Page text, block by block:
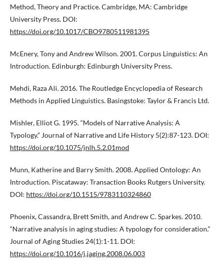
Method, Theory and Practice. Cambridge, MA: Cambridge
University Press. DOI:
https://doi.org/10.1017/CBO9780511981395
McEnery, Tony and Andrew Wilson. 2001. Corpus Linguistics: An
Introduction. Edinburgh: Edinburgh University Press.
Mehdi, Raza Ali. 2016. The Routledge Encyclopedia of Research
Methods in Applied Linguistics. Basingstoke: Taylor & Francis Ltd.
Mishler, Elliot G. 1995. “Models of Narrative Analysis: A
Typology.” Journal of Narrative and Life History 5(2):87-123. DOI:
https://doi.org/10.1075/jnlh.5.2.01mod
Munn, Katherine and Barry Smith. 2008. Applied Ontology: An
Introduction. Piscataway: Transaction Books Rutgers University.
DOI: https://doi.org/10.1515/9783110324860
Phoenix, Cassandra, Brett Smith, and Andrew C. Sparkes. 2010.
“Narrative analysis in aging studies: A typology for consideration.”
Journal of Aging Studies 24(1):1-11. DOI:
https://doi.org/10.1016/j.jaging.2008.06.003